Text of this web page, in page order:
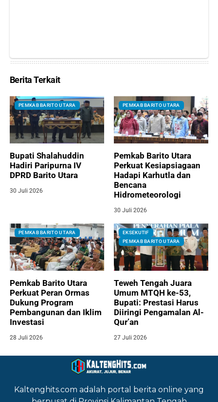
Berita Terkait
PEMKAB BARITO UTARA
Bupati Shalahuddin
Hadiri Paripurna IV
DPRD Barito Utara
30 Juli 2026
PEMKAB BARITO UTARA
Pemkab Barito Utara
Perkuat Kesiapsiagaan
Hadapi Karhutla dan
Bencana
Hidrometeorologi
30 Juli 2026
PEMKAB BARITO UTARA
Pemkab Barito Utara
Perkuat Peran Ormas
Dukung Program
Pembangunan dan Iklim
Investasi
28 Juli 2026
EKSEKUTIF
PEMKAB BARITO UTARA
Teweh Tengah Juara
Umum MTQH ke-53,
Bupati: Prestasi Harus
Diiringi Pengamalan Al-
Qur’an
27 Juli 2026
Kaltenghits.com adalah portal berita online yang